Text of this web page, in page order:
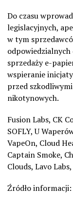
Do czasu
legislacyjnych,
w tym
odpowiedzialnych
sprzedaży e-
wspieranie
przed
nikotynowych.
FusionLabs, CK
SOFLY, U
VapeOn, Cloud
Captain Smoke,
Clouds, LavoLabs
Źródło